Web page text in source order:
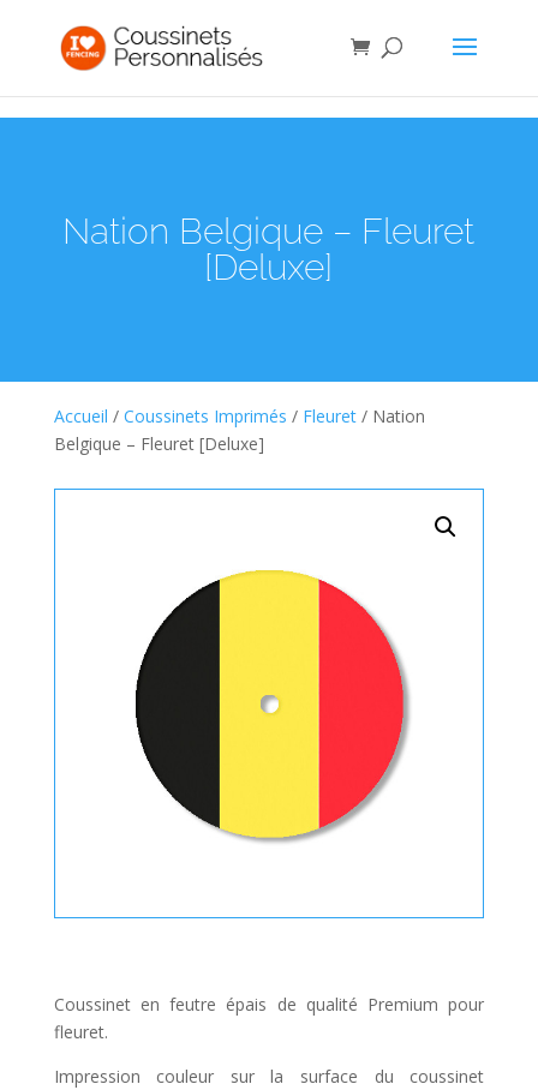
Nation Belgique – Fleuret
[Deluxe]
Accueil / Coussinets Imprimés / Fleuret/ Nation
Belgique – Fleuret [Deluxe]
Coussinet en feutre épais de qualité Premium pour
fleuret.
Impression couleur sur la surface du coussinet